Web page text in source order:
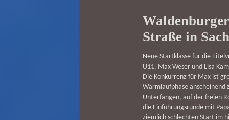
Straße in
Neue Startklasse für die
U11, Max Weser und Lisa
Die Konkurrenz für Max ist
Warmlaufphase anscheinend
Unterfangen, auf der freien
die Einführungsrunde mit
ziemlich schlechten Start im